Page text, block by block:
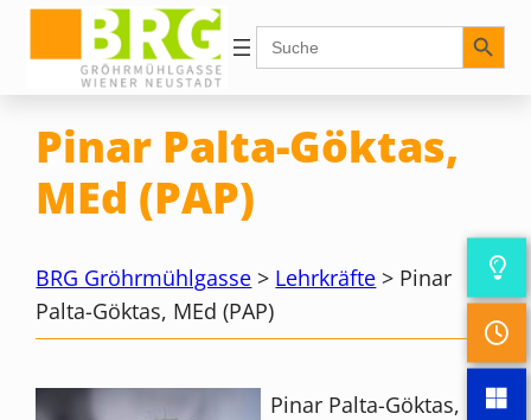
Inhalt
springen
Search
for:
Search Button
Pinar Palta-Göktas,
MEd (PAP)
BRG Gröhrmühlgasse > Lehrkräfte > Pinar
Palta-Göktas, MEd (PAP)
Pinar Palta-Göktas,